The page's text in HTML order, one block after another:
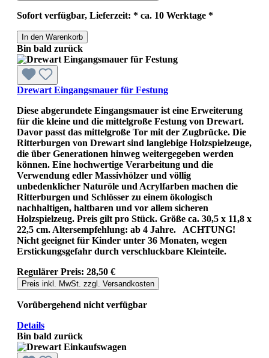
Sofort verfügbar, Lieferzeit: * ca. 10 Werktage *
In den Warenkorb
Bin bald zurück
Drewart Eingangsmauer für Festung
Diese abgerundete Eingangsmauer ist eine Erweiterung
für die kleine und die mittelgroße Festung von Drewart.
Davor passt das mittelgroße Tor mit der Zugbrücke. Die
Ritterburgen von Drewart sind langlebige Holzspielzeuge,
die über Generationen hinweg weitergegeben werden
können. Eine hochwertige Verarbeitung und die
Verwendung edler Massivhölzer und völlig
unbedenklicher Naturöle und Acrylfarben machen die
Ritterburgen und Schlösser zu einem ökologisch
nachhaltigen, haltbaren und vor allem sicheren
Holzspielzeug. Preis gilt pro Stück. Größe ca. 30,5 x 11,8 x
22,5 cm. Altersempfehlung: ab 4 Jahre. ACHTUNG!
Nicht geeignet für Kinder unter 36 Monaten, wegen
Erstickungsgefahr durch verschluckbare Kleinteile.
Regulärer Preis: 28,50 €
Preis inkl. MwSt. zzgl. Versandkosten
Vorübergehend nicht verfügbar
Details
Bin bald zurück